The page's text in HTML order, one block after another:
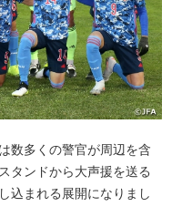
数多くの警官が周辺を含
タンドから大声援を送る
込まれる展開になりまし